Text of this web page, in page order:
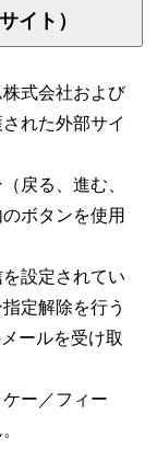
式会社および
れた外部サイ
戻る、進む、
ボタンを使用
設定されてい
定解除を行う
ールを受け取
ー／フィー